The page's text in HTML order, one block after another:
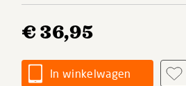
€ 36,95
In winkelwagen